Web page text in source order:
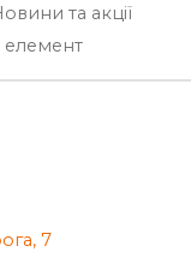
та акції
7